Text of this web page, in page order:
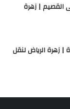
القصيم | زهرة
| زهرة الرياض لنقل